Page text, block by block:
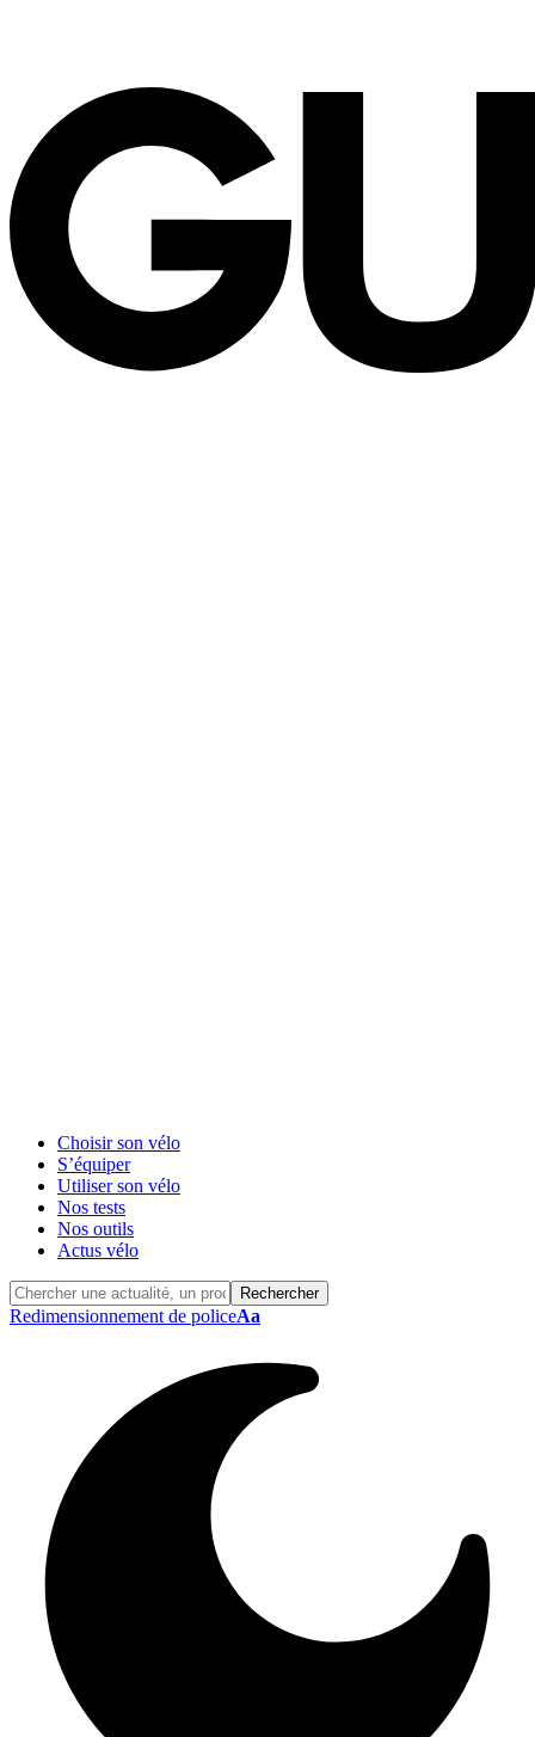
Choisir son vélo
S’équiper
Utiliser son vélo
Nos tests
Nos outils
Actus vélo
Redimensionnement de policeAa